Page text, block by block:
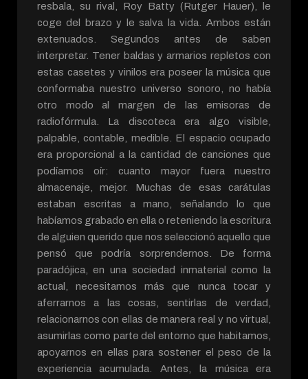
resbala, su rival, Roy Batty (Rutger Hauer), le
coge del brazo y le salva la vida. Ambos están
extenuados. Segundos antes de saben
interpretar. Tener baldas y armarios repletos con
estas casetes y vinilos era poseer la música que
conformaba nuestro universo sonoro, no había
otro modo al margen de las emisoras de
radiofórmula. La discoteca era algo visible,
palpable, contable, medible. El espacio ocupado
era proporcional a la cantidad de canciones que
podíamos oír: cuanto mayor fuera nuestro
almacenaje, mejor. Muchas de esas carátulas
estaban escritas a mano, señalando lo que
habíamos grabado en ella o reteniendo la escritura
de alguien querido que nos seleccionó aquello que
pensó que podría sorprendernos. De forma
paradójica, en una sociedad inmaterial como la
actual, necesitamos más que nunca tocar y
aferrarnos a las cosas, sentirlas de verdad,
relacionarnos con ellas de manera real y no virtual,
asumirlas como parte del entorno que habitamos,
apoyarnos en ellas para sostener el peso de la
experiencia acumulada. Antes, la música era